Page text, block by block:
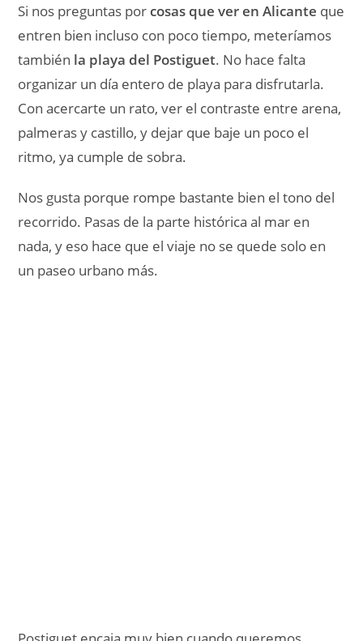
Si nos preguntas porcosas que ver en Alicante que
entren bien incluso con poco tiempo, meteríamos
también la playa del Postiguet. No hace falta
organizar un día entero de playa para disfrutarla.
Con acercarte un rato, ver el contraste entre arena,
palmeras y castillo, y dejar que baje un poco el
ritmo, ya cumple de sobra.
Nos gusta porque rompe bastante bien el tono del
recorrido. Pasas de la parte histórica al mar en
nada, y eso hace que el viaje no se quede solo en
un paseo urbano más.
volverse un lío. El agua, el ambiente más tranquilo y